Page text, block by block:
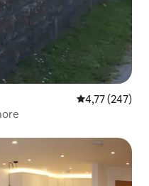
Prosječna
4,77 (247)
„Odabrali gosti”